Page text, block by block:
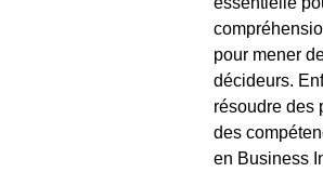
pour mener
décideurs.
résoudre des
des
en Business